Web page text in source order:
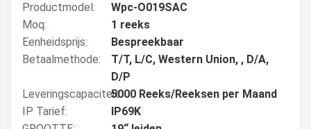
Productmodel:
Wpc-O019SAC
Moq:
1 reeks
Eenheidsprijs:
Bespreekbaar
Betaalmethode:
T/T, L/C, Western Union, , D/A,
D/P
Leveringscapaciteit:5000 Reeks/Reeksen per Maand
IP Tarief:
IP69K